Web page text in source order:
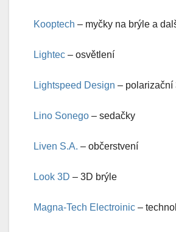
Kooptech – myčky na brýle a
Lightec – osvětlení
Lightspeed Design – polarizační
Lino Sonego – sedačky
Liven S.A. – občerstvení
Look 3D – 3D brýle
Magna-Tech Electroinic –